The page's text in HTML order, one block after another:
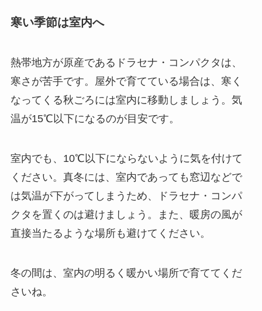
寒い季節は室内へ
熱帯地方が原産であるドラセナ・コンパクタは、
寒さが苦手です。 屋外で育てている場合は、寒く
なってくる秋ごろには室内に移動しましょう。 気
温が15℃以下になるのが目安です。
室内でも、10℃以下にならないように気を付けて
ください。真冬には、室内であっても窓辺などで
は気温が下がってしまうため、ドラセナ・コンパ
クタを置くのは避けましょう。また、暖房の風が
直接当たるような場所も避けてください。
冬の間は、室内の明るく暖かい場所で育ててくだ
さいね。